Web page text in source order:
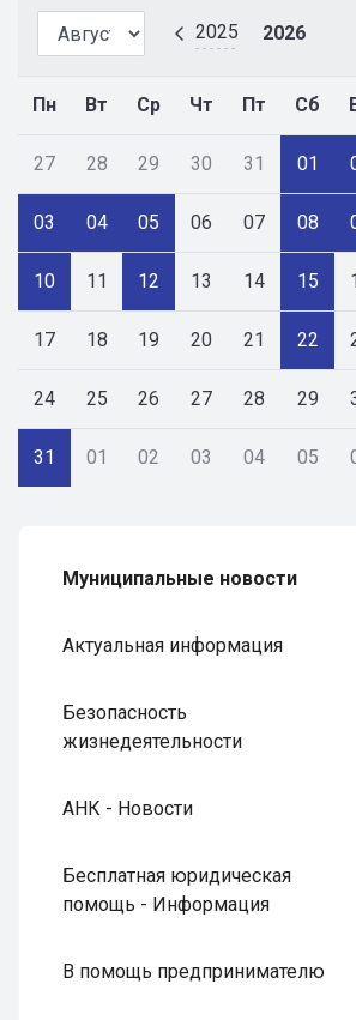
2025 2026
Пн Вт Ср Чт Пт Сб
27 28 29 30 31 01
03 04 05 06 07 08
10 11 12 13 14 15
17 18 19 20 21 22
24 25 26 27 28 29
31 01 02 03 04 05
Муниципальные новости
Актуальная информация
Безопасность
жизнедеятельности
АНК - Новости
Бесплатная юридическая
помощь - Информация
В помощь предпринимателю